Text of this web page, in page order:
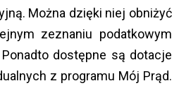
Można dzięki niej obniżyć
zeznaniu podatkowym
dostępne są dotacje
z programu Mój Prąd.